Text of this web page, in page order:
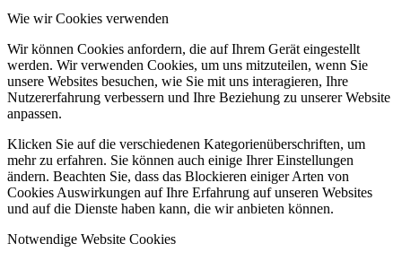
Wie wir Cookies verwenden
Wir können Cookies anfordern, die auf Ihrem Gerät eingestellt
werden. Wir verwenden Cookies, um uns mitzuteilen, wenn Sie
unsere Websites besuchen, wie Sie mit uns interagieren, Ihre
Nutzererfahrung verbessern und Ihre Beziehung zu unserer Website
anpassen.
Klicken Sie auf die verschiedenen Kategorienüberschriften, um
mehr zu erfahren. Sie können auch einige Ihrer Einstellungen
ändern. Beachten Sie, dass das Blockieren einiger Arten von
Cookies Auswirkungen auf Ihre Erfahrung auf unseren Websites
und auf die Dienste haben kann, die wir anbieten können.
Notwendige Website Cookies